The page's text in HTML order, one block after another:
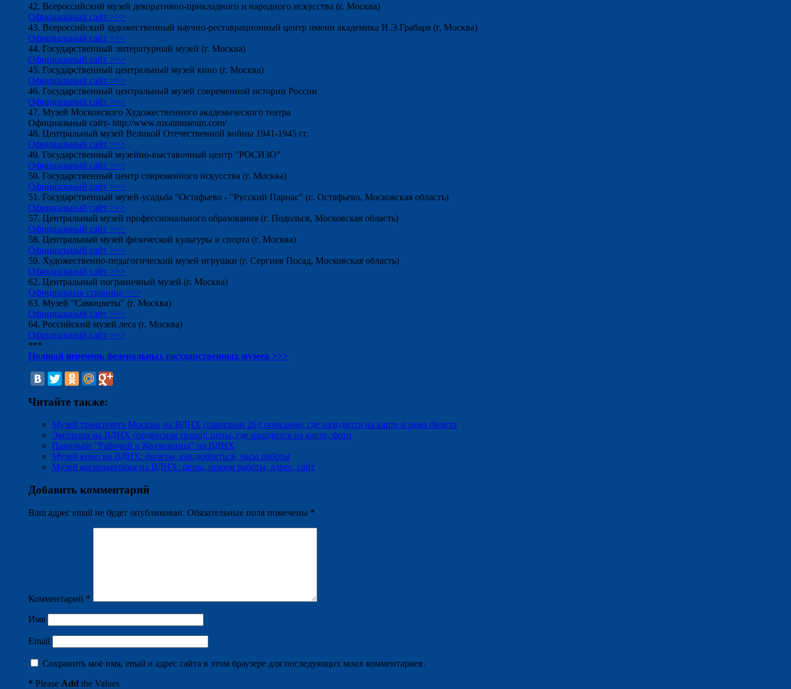
42. Всероссийский музей декоративно-прикладного и народного искусства (г. Москва)
Официальный сайт >>>
43. Всероссийский художественный научно-реставрационный центр имени академика И.Э.Грабаря (г. Москва)
Официальный сайт >>>
44. Государственный литературный музей (г. Москва)
Официальный сайт >>>
45. Государственный центральный музей кино (г. Москва)
Официальный сайт >>>
46. Государственный центральный музей современной истории России
Официальный сайт >>>
47. Музей Московского Художественного академического театра
Официальный сайт- http://www.mxatmuseum.com/
48. Центральный музей Великой Отечественной войны 1941-1945 гг.
Официальный сайт >>>
49. Государственный музейно-выставочный центр "РОСИЗО"
Официальный сайт >>>
50. Государственный центр современного искусства (г. Москва)
Официальный сайт >>>
51. Государственный музей-усадьба "Остафьево - "Русский Парнас" (с. Остафьево, Московская область)
Официальный сайт >>>
57. Центральный музей профессионального образования (г. Подольск, Московская область)
Официальный сайт >>>
58. Центральный музей физической культуры и спорта (г. Москва)
Официальный сайт >>>
59. Художественно-педагогический музей игрушки (г. Сергиев Посад, Московская область)
Официальный сайт >>>
62. Центральный пограничный музей (г. Москва)
Официальная страница >>>
63. Музей "Самоцветы" (г. Москва)
Официальный сайт >>>
64. Российский музей леса (г. Москва)
Официальный сайт >>>
***
Полный перечень федеральных государственных музеев >>>
Читайте также:
Музей транспорта Москвы на ВДНХ (павильон 26): описание, где находится на карте и цена билета
Экотропа на ВДНХ (подвесная тропа): цены, где находится на карте, фото
Павильон "Рабочий и Колхозница" на ВДНХ
Музей кино на ВДНХ: билеты, как добраться, часы работы
Музей космонавтики на ВДНХ: цены, режим работы, адрес, сайт
Добавить комментарий
Ваш адрес email не будет опубликован. Обязательные поля помечены *
Комментарий *
Имя
Email
Сохранить моё имя, email и адрес сайта в этом браузере для последующих моих комментариев.
* Please Add the Values